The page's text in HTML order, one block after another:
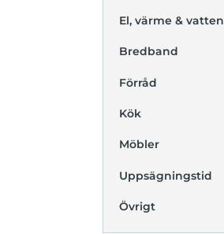
El, värme & vatten
Bredband
Förråd
Kök
Möbler
Uppsägningstid
Övrigt